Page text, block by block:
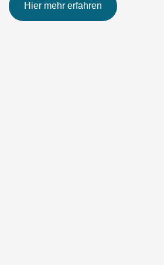
Hier mehr erfahren